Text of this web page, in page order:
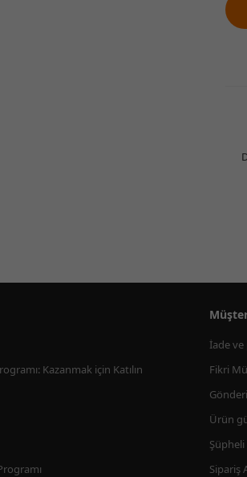
Kazanmak için Katılın
İade ve
Fikri
Ürün
Sipariş